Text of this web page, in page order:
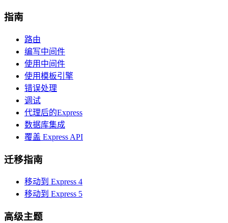
指南
路由
编写中间件
使用中间件
使用模板引擎
错误处理
调试
代理后的Express
数据库集成
覆盖 Express API
迁移指南
移动到 Express 4
移动到 Express 5
高级主题